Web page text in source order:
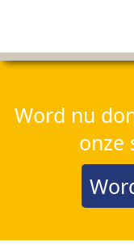
Word nu
onze